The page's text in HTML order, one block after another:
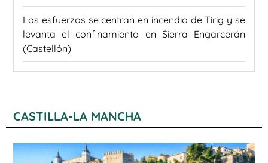
Los esfuerzos se centran en incendio de Tírig y se
levanta el confinamiento en Sierra Engarcerán
(Castellón)
CASTILLA-LA MANCHA